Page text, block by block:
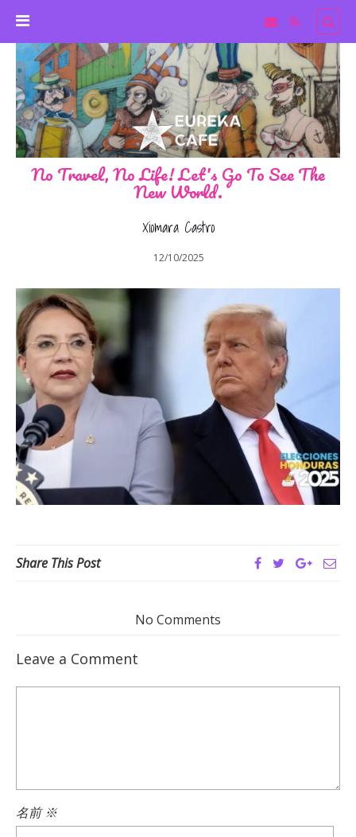
No Travel, No Life! Let's Go To See The
New World.
Xiomara Castro
12/10/2025
Share This Post
No Comments
Leave a Comment
名前※